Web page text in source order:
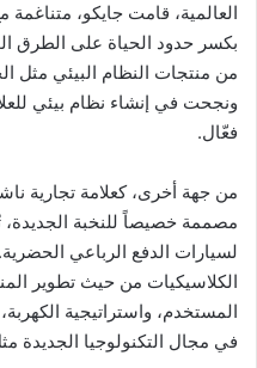
العالمية، قامت جايكو، متناغمة
بكسر حدود الحياة على الطرق
من منتجات النظام البيئي مثل
ونجحت في إنشاء نظام بيئي
فعّال.
من جهة أخرى، كعلامة تجارية
مصممة خصيصاً للنخبة الجديدة،
لسيارات الدفع الرباعي
الكلاسيكيات من حيث تطوير
المستخدم، واستراتيجية
في مجال التكنولوجيا الجديدة